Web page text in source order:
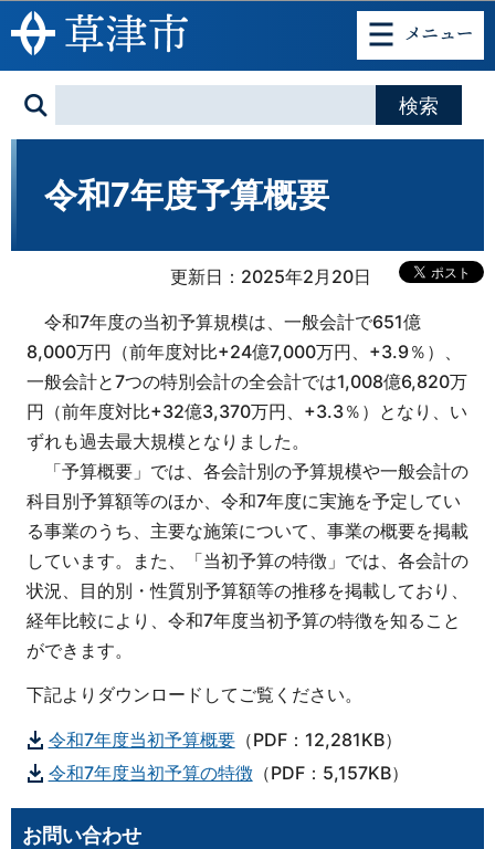
このページの本文へ移動
令和7年度予算概要
更新日：2025年2月20日
令和7年度の当初予算規模は、一般会計で651億
8,000万円（前年度対比+24億7,000万円、+3.9％）、
一般会計と7つの特別会計の全会計では1,008億6,820万
円（前年度対比+32億3,370万円、+3.3％）となり、い
ずれも過去最大規模となりました。
「予算概要」では、各会計別の予算規模や一般会計の
科目別予算額等のほか、令和7年度に実施を予定してい
る事業のうち、主要な施策について、事業の概要を掲載
しています。また、「当初予算の特徴」では、各会計の
状況、目的別・性質別予算額等の推移を掲載しており、
経年比較により、令和7年度当初予算の特徴を知ること
ができます。
下記よりダウンロードしてご覧ください。
令和7年度当初予算概要（PDF：12,281KB）
令和7年度当初予算の特徴（PDF：5,157KB）
お問い合わせ